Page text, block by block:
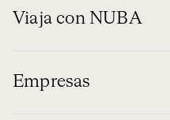
Viaja con NUBA
Empresas